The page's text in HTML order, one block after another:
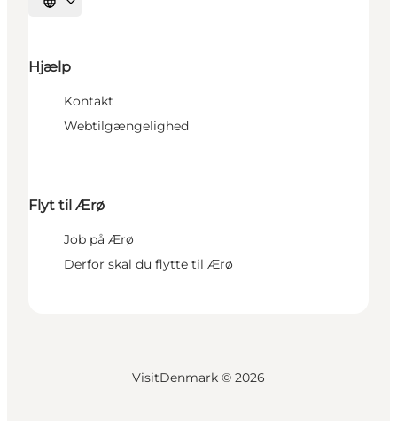
Vælg sprog
Hjælp
Kontakt
Webtilgængelighed
Flyt til Ærø
Job på Ærø
Derfor skal du flytte til Ærø
VisitDenmark © 2026